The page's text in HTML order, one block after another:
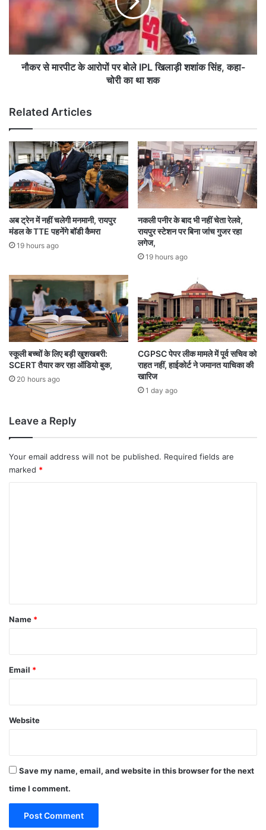
E
नि
मा
के
र
बो
ले
I
P
L
खि
ला
ड़ी
श
शां
ह
क
हा
-
चो
री
का
था
नौकर से मारपीट के आरोपों पर बोले IPL खिलाड़ी शशांक सिंह, कहा-
चोरी का था शक
Related Articles
अब ट्रेन में नहीं चलेगी मनमानी, रायपुर
मंडल के TTE पहनेंगे बॉडी कैमरा
19 hours ago
नकली पनीर के बाद भी नहीं चेता रेलवे,
रायपुर स्टेशन पर बिना जांच गुजर रहा
लगेज,
19 hours ago
स्कूली बच्चों के लिए बड़ी खुशखबरी:
SCERT तैयार कर रहा ऑडियो बुक,
20 hours ago
CGPSC पेपर लीक मामले में पूर्व सचिव को
राहत नहीं, हाईकोर्ट ने जमानत याचिका की
खारिज
1 day ago
Leave a Reply
Your email address will not be published. Required fields are
marked *
*
Name *
Email *
Website
Save my name, email, and website in this browser for the next
time I comment.